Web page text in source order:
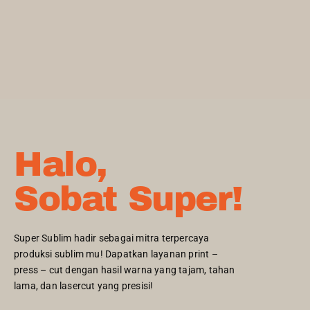
Halo,
Sobat Super!
Super Sublim hadir sebagai mitra terpercaya
produksi sublim mu! Dapatkan layanan print –
press – cut dengan hasil warna yang tajam, tahan
lama, dan lasercut yang presisi!